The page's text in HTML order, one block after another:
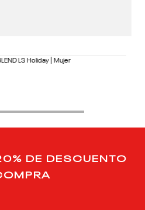
LS Holiday | Mujer
DE DESCUENTO